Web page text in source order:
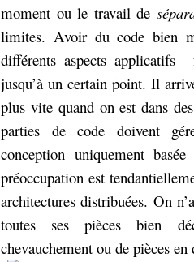
moment ou le travail de
limites. Avoir du code bien
différents aspects applicatifs
jusqu’à un certain point. Il
plus vite quand on est dans
parties de code doivent
conception uniquement
préoccupation est
architectures distribuées. On
toutes ses pièces bien
chevauchement ou de pièces en